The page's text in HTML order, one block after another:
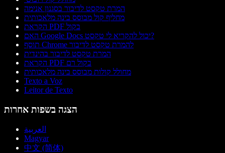
המרת טקסט לדיבור בסגנון אנימה
מחליף קול מבוסס בינה מלאכותית
הקראת PDF בקול
האם Google Docs יכול להקריא לי טקסט?
תוסף Chrome להמרת טקסט לדיבור
המרת טקסט לדיבור בהינדית
הקראת PDF בקול רם
מחולל קולות מבוסס בינה מלאכותית
Texto a Voz
Leitor de Texto
הצגה בשפות אחרות
العربية
Magyar
中文 (简体)